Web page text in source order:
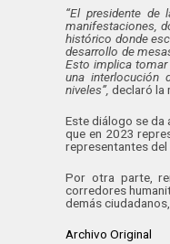
“El presidente de
manifestaciones,
histórico donde
desarrollo de
Esto implica tomar
una interlocución
niveles”, declaró la
Este diálogo se
que en 2023
representantes del
Por otra parte,
corredores
demás
Archivo Original